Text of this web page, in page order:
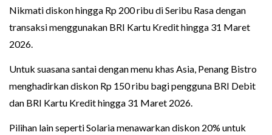
Nikmati diskon hingga Rp 200 ribu di Seribu Rasa dengan
transaksi menggunakan BRI Kartu Kredit hingga 31 Maret
2026.
Untuk suasana santai dengan menu khas Asia, Penang Bistro
menghadirkan diskon Rp 150 ribu bagi pengguna BRI Debit
dan BRI Kartu Kredit hingga 31 Maret 2026.
Pilihan lain seperti Solaria menawarkan diskon 20% untuk